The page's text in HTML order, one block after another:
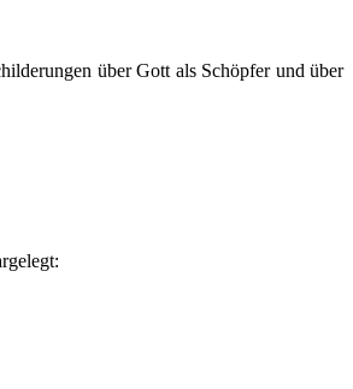
über Gott als Schöpfer und über